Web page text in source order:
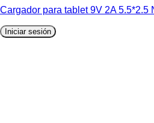
Cargador para tablet 9V 2A 5.5*2.5
Iniciar sesión